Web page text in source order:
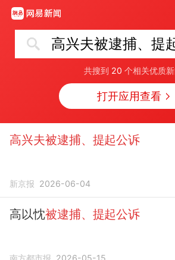
高兴夫被逮捕、提
共搜到 20 个相关优质
打开应用查看
高兴夫被逮捕、提起公诉
新京报 2026-06-04
高以忱被逮捕、提起公诉
南方都市报 2026-05-15